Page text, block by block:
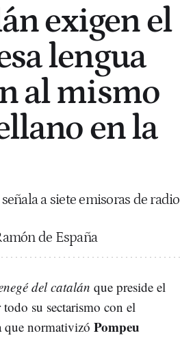
exigen el
lengua
al mismo
en la
a siete emisoras de radio
de España
del catalán que preside el
todo su sectarismo con el
que normativizó Pompeu